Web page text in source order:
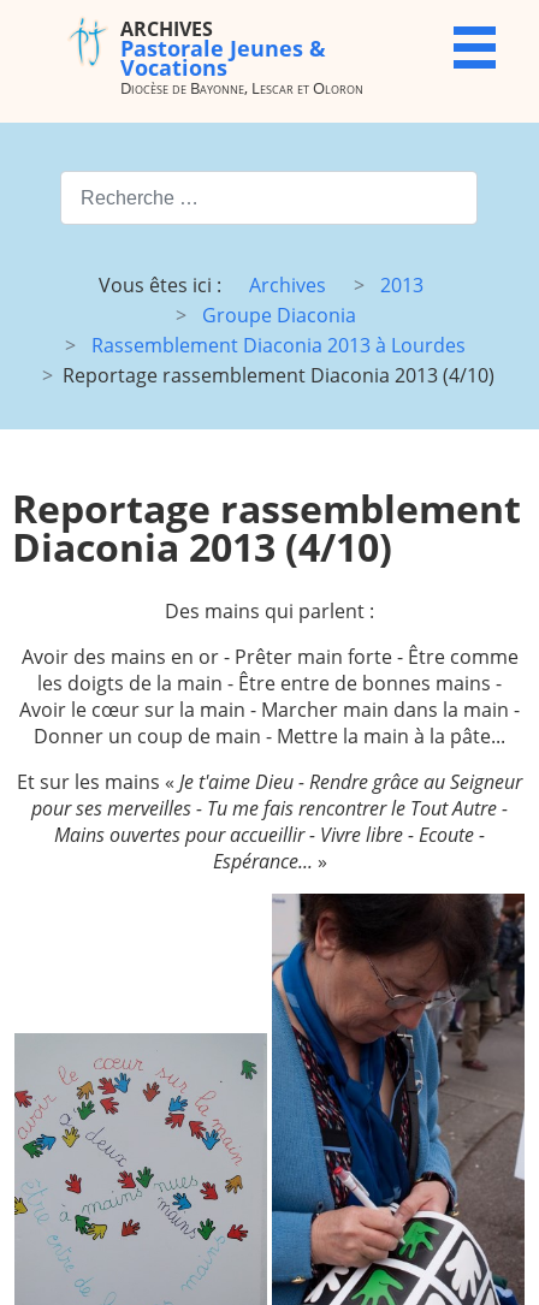
ARCHIVES
Pastorale
Lescar et
X
Vocations
JMJ
JDJ (JMJ)
JD 4e/3e
Route
chantante
Maison St
Antoine
foi
Terre
Sainte
R.E. de
Taizé
Animateurs
—
Pros
Collégiens
& lycéens
Pastorales
des
jeunes
d'Orient
Tags
—
2005
2006
2007
2008
2009
2010
2011
2012
2013
2014
ARCHIVES
Pastorale Jeunes &
Vocations
Diocèse de Bayonne, Lescar et Oloron
Valider
Vous êtes ici :
Archives
2013
Groupe Diaconia
Rassemblement Diaconia 2013 à Lourdes
Reportage rassemblement Diaconia 2013 (4/10)
Reportage rassemblement
Diaconia 2013 (4/10)
Des mains qui parlent :
Avoir des mains en or - Prêter main forte - Être comme
les doigts de la main - Être entre de bonnes mains -
Avoir le cœur sur la main - Marcher main dans la main -
Donner un coup de main - Mettre la main à la pâte...
Et sur les mains « Je t'aime Dieu - Rendre grâce au Seigneur
pour ses merveilles - Tu me fais rencontrer le Tout Autre -
Mains ouvertes pour accueillir - Vivre libre - Ecoute -
Espérance... »